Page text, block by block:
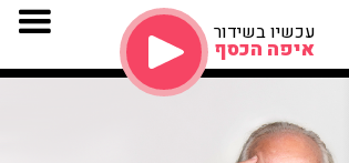
עכשיו בשידור
איפה הכסף